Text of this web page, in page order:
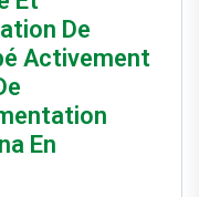
De
Activement
En